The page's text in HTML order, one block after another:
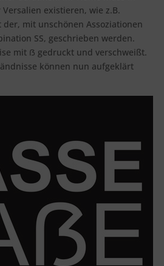
existieren, wie z.B.
mit unschönen Assoziationen
SS, geschrieben werden.
mit ẞ gedruckt und verschweißt.
können nun aufgeklärt